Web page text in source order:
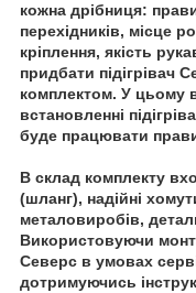
кожна дрібниця:
перехідників, місце
кріплення, якість
придбати підігрівач
комплектом. У цьому
встановленні
буде працювати
В склад комплекту
(шланг), надійні
металовиробів,
Використовуючи
Северс в умовах
дотримуючись